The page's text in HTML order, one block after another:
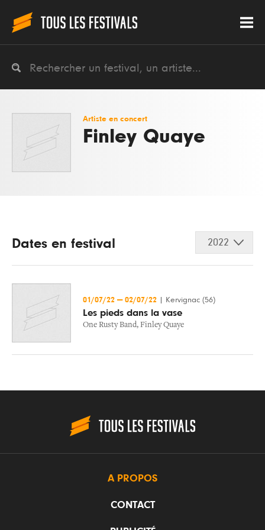
Artiste en concert
Finley Quaye
Dates en festival 2022
01/07/22 — 02/07/22 Kervignac (56)
Les pieds dans la vase
One Rusty Band, Finley Quaye
A PROPOS
CONTACT